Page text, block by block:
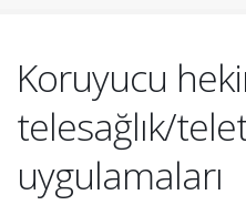
Koruyucu
telesağlık/
uygulamaları